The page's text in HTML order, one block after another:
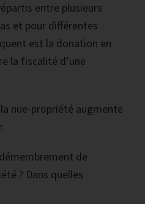
entre plusieurs
et pour différentes
est la donation en
la fiscalité d’une
nue-propriété augmente
de
? Dans quelles